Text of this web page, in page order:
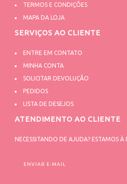
TERMOS E CONDIÇÕES
MAPA DA LOJA
SERVIÇOS AO CLIENTE
ENTRE EM CONTATO
MINHA CONTA
SOLICITAR DEVOLUÇÃO
PEDIDOS
LISTA DE DESEJOS
ATENDIMENTO AO CLIENTE
NECESSITANDO DE AJUDA? ESTAMOS À
ENVIAR E-MAIL